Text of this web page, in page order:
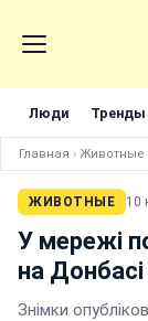
Люди Тренды
Главная › Животные
ЖИВОТНЫЕ 10
У мережі
на Донбасі
Знімки